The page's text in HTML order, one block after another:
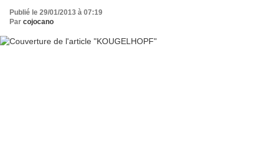
Publié le 29/01/2013 à 07:19
Par cojocano